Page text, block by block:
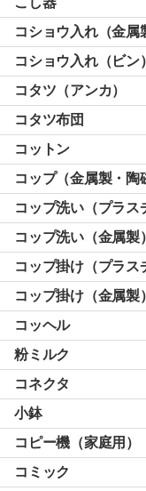
コショウ入れ（金属
コショウ入れ（ビン）
コタツ（アンカ）
コタツ布団
コットン
コップ（金属製・陶
コップ洗い（プラス
コップ洗い（金属製）
コップ掛け（プラス
コップ掛け（金属製）
コッヘル
粉ミルク
コネクタ
小鉢
コピー機（家庭用）
コミック